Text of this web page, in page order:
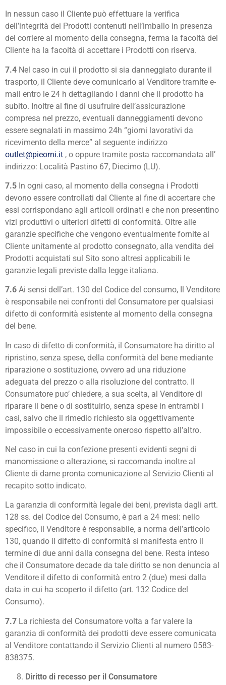
In nessun caso il Cliente può effettuare la verifica
dell’integrità dei Prodotti contenuti nell’imballo in presenza
del corriere al momento della consegna, ferma la facoltà del
Cliente ha la facoltà di accettare i Prodotti con riserva.
7.4 Nel caso in cui il prodotto si sia danneggiato durante il
trasporto, il Cliente deve comunicarlo al Venditore tramite e-
mail entro le 24 h dettagliando i danni che il prodotto ha
subito. Inoltre al fine di usufruire dell’assicurazione
compresa nel prezzo, eventuali danneggiamenti devono
essere segnalati in massimo 24h “giorni lavorativi da
ricevimento della merce” al seguente indirizzo
outlet@pieorni.it , o oppure tramite posta raccomandata all’
indirizzo: Località Pastino 67, Diecimo (LU).
7.5 In ogni caso, al momento della consegna i Prodotti
devono essere controllati dal Cliente al fine di accertare che
essi corrispondano agli articoli ordinati e che non presentino
vizi produttivi o ulteriori difetti di conformità. Oltre alle
garanzie specifiche che vengono eventualmente fornite al
Cliente unitamente al prodotto consegnato, alla vendita dei
Prodotti acquistati sul Sito sono altresì applicabili le
garanzie legali previste dalla legge italiana.
7.6 Ai sensi dell’art. 130 del Codice del consumo, Il Venditore
è responsabile nei confronti del Consumatore per qualsiasi
difetto di conformità esistente al momento della consegna
del bene.
In caso di difetto di conformità, il Consumatore ha diritto al
ripristino, senza spese, della conformità del bene mediante
riparazione o sostituzione, ovvero ad una riduzione
adeguata del prezzo o alla risoluzione del contratto. Il
Consumatore puo’ chiedere, a sua scelta, al Venditore di
riparare il bene o di sostituirlo, senza spese in entrambi i
casi, salvo che il rimedio richiesto sia oggettivamente
impossibile o eccessivamente oneroso rispetto all’altro.
Nel caso in cui la confezione presenti evidenti segni di
manomissione o alterazione, si raccomanda inoltre al
Cliente di darne pronta comunicazione al Servizio Clienti al
recapito sotto indicato.
La garanzia di conformità legale dei beni, prevista dagli artt.
128 ss. del Codice del Consumo, è pari a 24 mesi: nello
specifico, il Venditore è responsabile, a norma dell’articolo
130, quando il difetto di conformità si manifesta entro il
termine di due anni dalla consegna del bene. Resta inteso
che il Consumatore decade da tale diritto se non denuncia al
Venditore il difetto di conformità entro 2 (due) mesi dalla
data in cui ha scoperto il difetto (art. 132 Codice del
Consumo).
7.7 La richiesta del Consumatore volta a far valere la
garanzia di conformità dei prodotti deve essere comunicata
al Venditore contattando il Servizio Clienti al numero 0583-
838375.
Diritto di recesso per il Consumatore